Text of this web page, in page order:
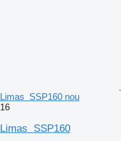
Limas SSP160 nou
16
Limas SSP160